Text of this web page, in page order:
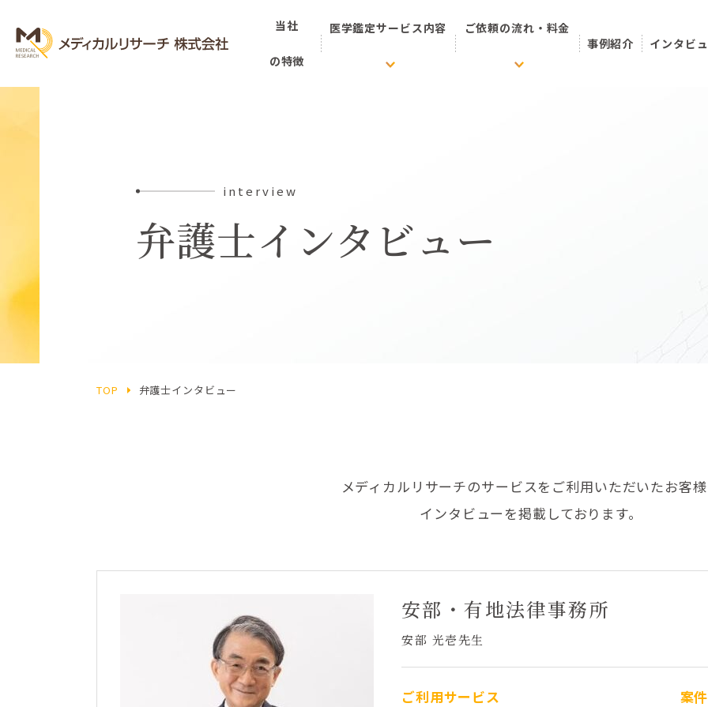
当社
の特徴
医学鑑定サービス内容
ご依頼の流れ・料金
事例紹介
インタビ
interview
弁護士インタビュー
TOP 弁護士インタビュー
メディカルリサーチのサービスを ご利用いただいたお客
インタビューを掲載しております。
安部・有地法律事務所
安部 光壱先生
ご利用サービス
案